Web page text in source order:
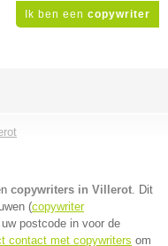
Ik ben een copywriter
copywriters in Villerot. Dit
(copywriter
postcode in voor de
contact met copywriters om